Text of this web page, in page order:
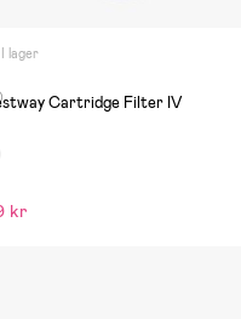
I lager
Cartridge Filter IV
kr